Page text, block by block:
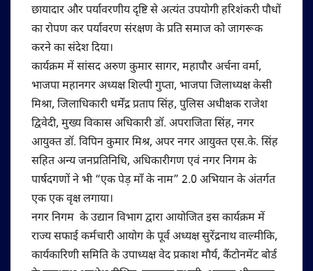
छायादार और पर्यावरणीय दृष्टि से अत्यंत उपयोगी हरिशंकरी पौधों
का रोपण कर पर्यावरण संरक्षण के प्रति समाज को जागरूक
करने का संदेश दिया।
‎‎कार्यक्रम में सांसद अरुण कुमार सागर, महापौर अर्चना वर्मा,
भाजपा महानगर अध्यक्ष शिल्पी गुप्ता, भाजपा जिलाध्यक्ष केसी
मिश्रा, जिलाधिकारी धर्मेंद्र प्रताप सिंह, पुलिस अधीक्षक राजेश
द्विवेदी, मुख्य विकास अधिकारी डॉ. अपराजिता सिंह, नगर
आयुक्त डॉ. विपिन कुमार मिश्र, अपर नगर आयुक्त एस.के. सिंह
सहित अन्य जनप्रतिनिधि, अधिकारीगण एवं नगर निगम के
पार्षदगणों ने भी “एक पेड़ माँ के नाम” 2.0 अभियान के अंतर्गत
एक एक वृक्ष लगाया।
‎‎नगर निगम के उद्यान विभाग द्वारा आयोजित इस कार्यक्रम में
राज्य सफाई कर्मचारी आयोग के पूर्व अध्यक्ष सुरेंद्रनाथ वाल्मीकि,
कार्यकारिणी समिति के उपाध्यक्ष वेद प्रकाश मौर्य, कैंटोनमेंट बोर्ड